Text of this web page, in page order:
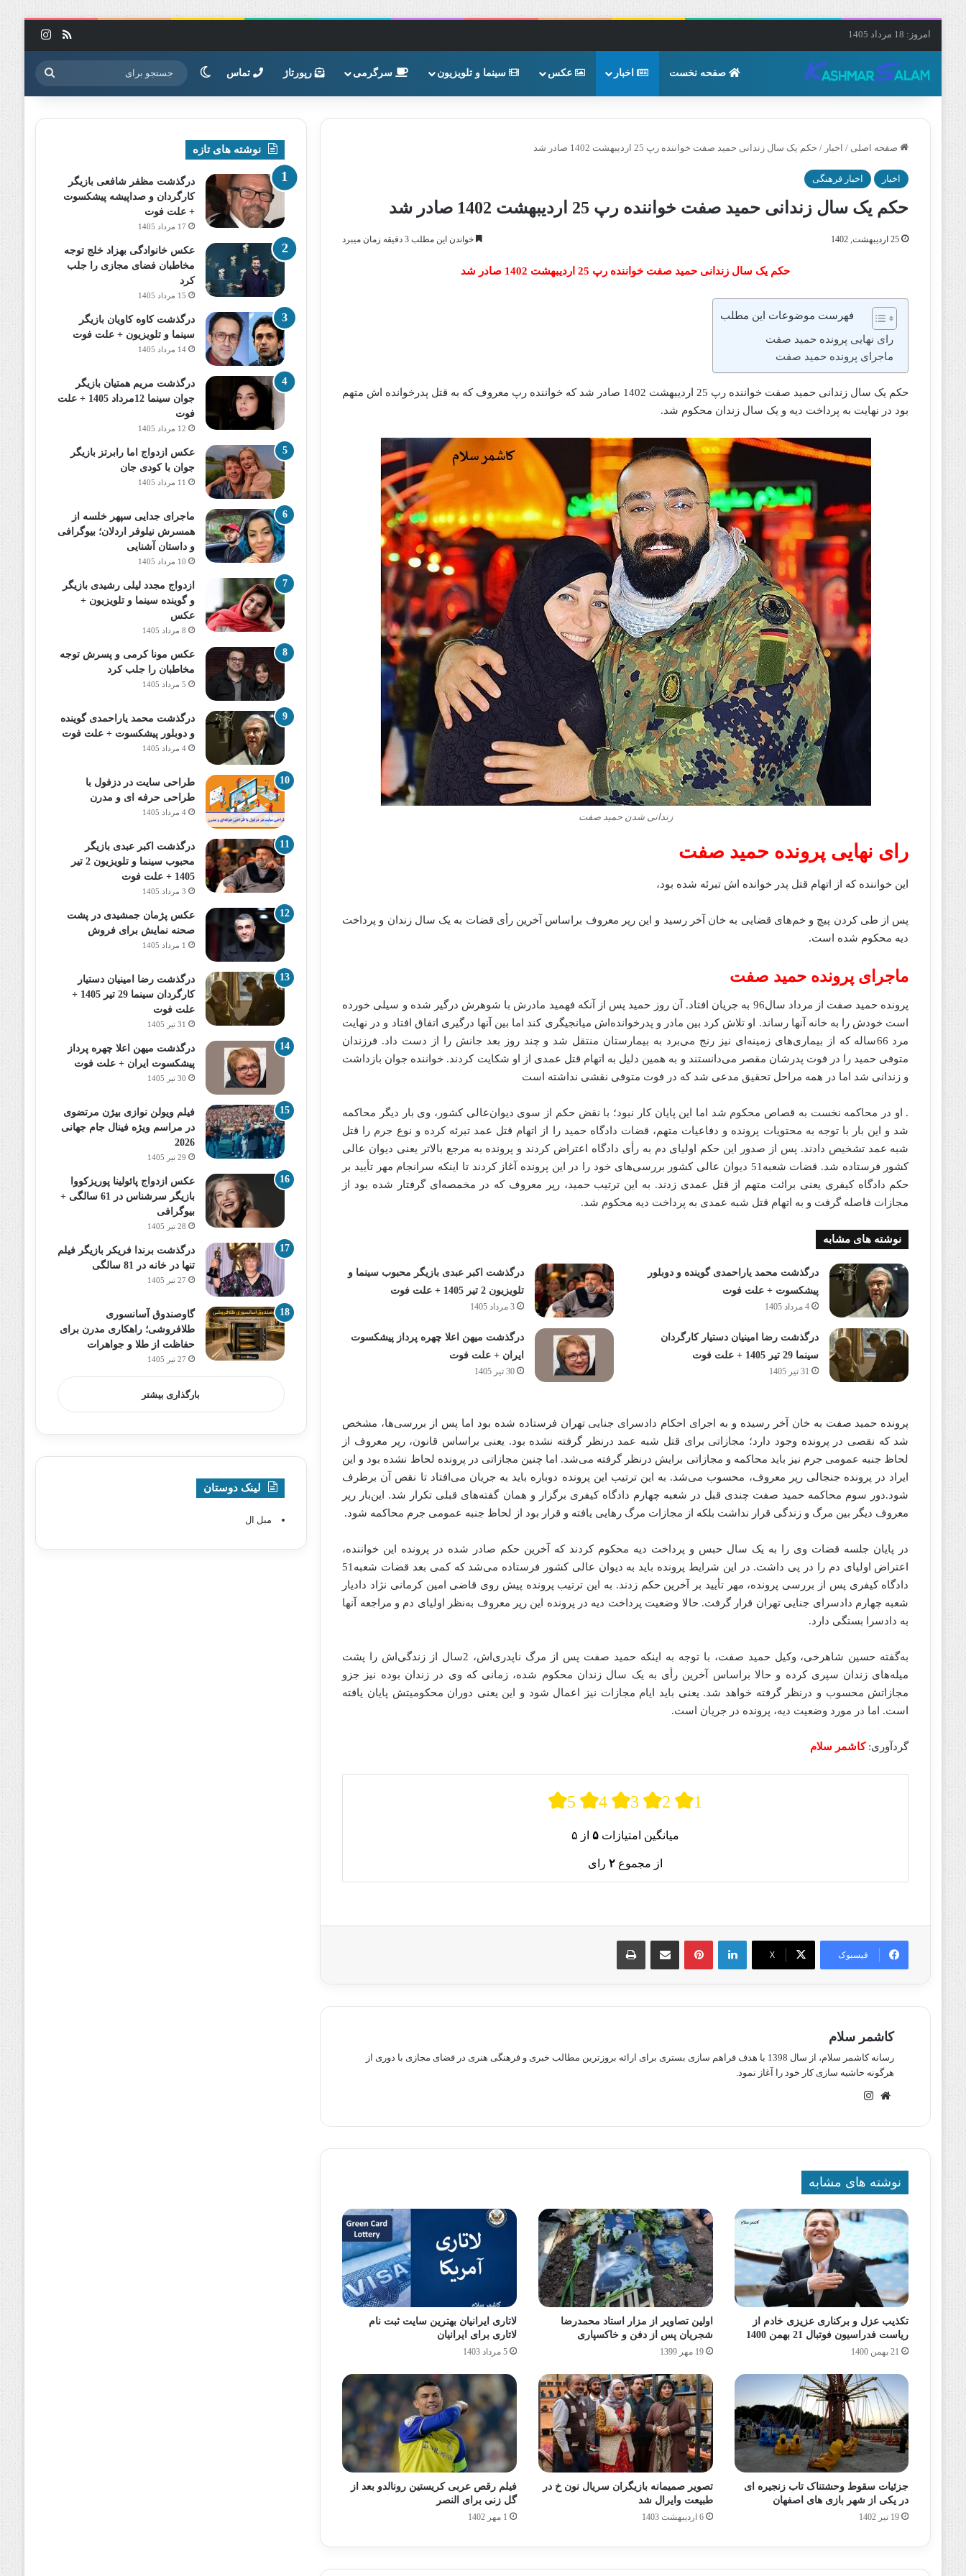
امروز: 18 مرداد 1405 خوراک
صفحه نخست اخبار عکس سینما و تلویزیون سرگرمی رپورتاژ تماس تغییر پوسته جستجو
برای
صفحه اصلی / اخبار / حکم یک سال زندانی حمید صفت خواننده رپ 25 اردیبهشت 1402 صادر شد
اخبار اخبار فرهنگی
حکم یک سال زندانی حمید صفت خواننده رپ 25 اردیبهشت 1402 صادر شد
25 اردیبهشت, 1402 خواندن این مطلب 3 دقیقه زمان میبرد
حکم یک سال زندانی حمید صفت خواننده رپ 25 اردیبهشت 1402 صادر شد
فهرست موضوعات این مطلب
رای نهایی پرونده حمید صفت
ماجرای پرونده حمید صفت
حکم یک سال زندانی حمید صفت خواننده رپ 25 اردیبهشت 1402 صادر شد که خواننده رپ معروف که به قتل پدرخوانده‌ اش متهم
بود در نهایت به پرداخت دیه و یک سال زندان محکوم شد.
زندانی شدن حمید صفت
رای نهایی پرونده حمید صفت
این خواننده‌ که از اتهام قتل پدر خوانده‌ اش تبرئه شده بود،
پس از طی کردن پیچ و خم‌های قضایی به خان آخر رسید و این رپر معروف براساس آخرین رأی قضات به یک سال زندان و پرداخت
دیه محکوم شده است.
ماجرای پرونده حمید صفت
پرونده حمید صفت از مرداد سال96 به جریان افتاد. آن روز حمید پس از آنکه فهمید مادرش با شوهرش درگیر شده و سیلی خورده
است خودش را به خانه آنها رساند. او تلاش کرد بین مادر و پدرخوانده‌اش میانجیگری کند اما بین آنها درگیری اتفاق افتاد و در نهایت
مرد 66ساله که از بیماری‌های زمینه‌ای نیز رنج می‌برد به بیمارستان منتقل شد و چند روز بعد جانش را از دست داد. فرزندان
متوفی حمید را در فوت پدرشان مقصر می‌دانستند و به همین دلیل به اتهام قتل عمدی از او شکایت کردند. خواننده جوان بازداشت
و زندانی شد اما در همه مراحل تحقیق مدعی شد که در فوت متوفی نقشی نداشته است
. او در محاکمه نخست به قصاص محکوم شد اما این پایان کار نبود؛ با نقض حکم از سوی دیوان‌عالی کشور، وی بار دیگر محاکمه
شد و این بار با توجه به محتویات پرونده و دفاعیات متهم، قضات دادگاه حمید را از اتهام قتل عمد تبرئه کرده و نوع جرم را قتل
شبه عمد تشخیص دادند. پس از صدور این حکم اولیای دم به رأی دادگاه اعتراض کردند و پرونده به مرجع بالاتر یعنی دیوان عالی
کشور فرستاده شد. قضات شعبه51 دیوان عالی کشور بررسی‌های خود را در این پرونده آغاز کردند تا اینکه سرانجام مهر تأیید بر
حکم دادگاه کیفری یعنی برائت متهم از قتل عمدی زدند. به این ترتیب حمید، رپر معروف که در مخمصه‌ای گرفتار شده بود از
مجازات فاصله گرفت و به اتهام قتل شبه عمدی به پرداخت دیه محکوم شد.
نوشته های مشابه
درگذشت محمد یاراحمدی گوینده و دوبلور
پیشکسوت + علت فوت
4 مرداد 1405
درگذشت اکبر عبدی بازیگر محبوب سینما و
تلویزیون 2 تیر 1405 + علت فوت
3 مرداد 1405
درگذشت رضا امینیان دستیار کارگردان
سینما 29 تیر 1405 + علت فوت
31 تیر 1405
درگذشت میهن اعلا چهره پرداز پیشکسوت
ایران + علت فوت
30 تیر 1405
پرونده حمید صفت به خان آخر رسیده و به اجرای احکام دادسرای جنایی تهران فرستاده شده بود اما پس از بررسی‌ها، مشخص
شد که نقصی در پرونده وجود دارد؛‌ مجازاتی برای قتل شبه عمد درنظر گرفته نشده بود. یعنی براساس قانون، رپر معروف از
لحاظ جنبه عمومی جرم نیز باید محاکمه و مجازاتی برایش درنظر گرفته می‌شد. اما چنین مجازاتی در پرونده لحاظ نشده بود و این
ایراد در پرونده جنجالی رپر معروف، محسوب می‌شد. به این ترتیب این پرونده دوباره باید به جریان می‌افتاد تا نقص آن برطرف
شود.دور سوم محاکمه حمید صفت چندی قبل در شعبه چهارم دادگاه کیفری برگزار و همان گفته‌های قبلی تکرار شد. این‌بار رپر
معروف دیگر بین مرگ و زندگی قرار نداشت بلکه از مجازات مرگ رهایی یافته و قرار بود از لحاظ جنبه عمومی جرم محاکمه شود.
در پایان جلسه قضات وی را به یک سال حبس و پرداخت دیه محکوم کردند که آخرین حکم صادر شده در پرونده این خواننده،
اعتراض اولیای دم را در پی داشت. در این شرایط پرونده باید به دیوان عالی کشور فرستاده می‌شد که کمی بعد قضات شعبه51
دادگاه کیفری پس از بررسی پرونده، مهر تأیید بر آخرین حکم زدند. به این ترتیب پرونده پیش روی قاضی امین کرمانی ن‍ژاد دادیار
شعبه چهارم دادسرای جنایی تهران قرار گرفت. حالا وضعیت پرداخت دیه در پرونده این رپر معروف به‌نظر اولیای دم و مراجعه آنها
به دادسرا بستگی دارد.
به‌گفته حسین شاهرخی، وکیل حمید صفت، با توجه به اینکه حمید صفت پس از مرگ ناپدری‌اش، 2سال از زندگی‌اش را پشت
میله‌های زندان سپری کرده و حالا براساس آخرین رأی به یک سال زندان محکوم شده، زمانی که وی در زندان بوده نیز جزو
مجازاتش محسوب و درنظر گرفته خواهد شد. یعنی باید ایام مجازات نیز اعمال شود و این یعنی دوران محکومیتش پایان یافته
است. اما در مورد وضعیت دیه، پرونده در جریان است.
گردآوری:کاشمر سلام
5 4 3 2 1
میانگین امتیازات ۵ از ۵
از مجموع ۲ رای
فیسبوک X
لینکدین پینترستاشتراک گذاری از طریق ایمیل چاپ
کاشمر سلام
رسانه کاشمر سلام، از سال 1398 با هدف فراهم سازی بستری برای ارائه بروزترین مطالب خبری و فرهنگی هنری در فضای مجازی با دوری از
هرگونه حاشیه سازی کار خود را آغاز نمود.
وبسایت
نوشته های مشابه
تکذیب عزل و برکناری عزیزی خادم از
ریاست فدراسیون فوتبال 21 بهمن 1400
21 بهمن 1400
اولین تصاویر از مزار استاد محمدرضا
شجریان پس از دفن و خاکسپاری
19 مهر 1399
لاتاری ایرانیان بهترین سایت ثبت نام
لاتاری برای ایرانیان
5 مرداد 1403
جزئیات سقوط وحشتناک تاب زنجیره ای
در یکی از شهر بازی های اصفهان
19 تیر 1402
تصویر صمیمانه بازیگران سریال نون خ در
طبیعت وایرال شد
6 اردیبهشت 1403
فیلم رقص عربی کریستین رونالدو بعد از
گل زنی برای النصر
1 مهر 1402
نوشته های تازه
درگذشت مظفر شافعی بازیگر
کارگردان و صداپیشه پیشکسوت
+ علت فوت
17 مرداد 1405
عکس خانوادگی بهزاد خلج توجه
مخاطبان فضای مجازی را جلب
کرد
15 مرداد 1405
درگذشت کاوه کاویان بازیگر
سینما و تلویزیون + علت فوت
14 مرداد 1405
درگذشت مریم همتیان بازیگر
جوان سینما 12مرداد 1405 + علت
فوت
12 مرداد 1405
عکس ازدواج اما رابرتز بازیگر
جوان با کودی جان
11 مرداد 1405
ماجرای جدایی سپهر خلسه از
همسرش نیلوفر اردلان؛ بیوگرافی
و داستان آشنایی
10 مرداد 1405
ازدواج مجدد لیلی رشیدی بازیگر
و گوینده سینما و تلویزیون +
عکس
8 مرداد 1405
عکس مونا کرمی و پسرش توجه
مخاطبان را جلب کرد
5 مرداد 1405
درگذشت محمد یاراحمدی گوینده
و دوبلور پیشکسوت + علت فوت
4 مرداد 1405
طراحی سایت در دزفول با
طراحی حرفه‌ ای و مدرن
4 مرداد 1405
درگذشت اکبر عبدی بازیگر
محبوب سینما و تلویزیون 2 تیر
1405 + علت فوت
3 مرداد 1405
عکس پژمان جمشیدی در پشت
صحنه نمایش برای فروش
1 مرداد 1405
درگذشت رضا امینیان دستیار
کارگردان سینما 29 تیر 1405 +
علت فوت
31 تیر 1405
درگذشت میهن اعلا چهره پرداز
پیشکسوت ایران + علت فوت
30 تیر 1405
فیلم ویولن نوازی بیژن مرتضوی
در مراسم ویژه فینال جام جهانی
2026
29 تیر 1405
عکس ازدواج پائولینا پوریزکووا
بازیگر سرشناس در 61 سالگی +
بیوگرافی
28 تیر 1405
درگذشت برندا فریکر بازیگر فیلم
تنها در خانه در 81 سالگی
27 تیر 1405
گاوصندوق آسانسوری
طلافروشی؛ راهکاری مدرن برای
حفاظت از طلا و جواهرات
27 تیر 1405
بارگذاری بیشتر
لینک دوستان
مبل ال